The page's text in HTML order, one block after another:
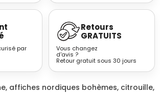
par
Retours
GRATUITS
Vous changez
d'avis ?
Retour gratuit sous 30 jours
affiches nordiques bohèmes, citrouille,